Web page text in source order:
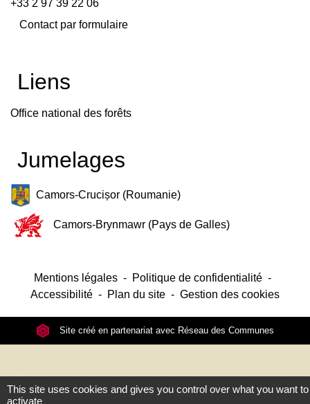
+33 2 97 39 22 06
Contact par formulaire
Liens
Office national des forêts
Jumelages
Camors-Crucișor (Roumanie)
Camors-Brynmawr (Pays de Galles)
Mentions légales - Politique de confidentialité -
Accessibilité - Plan du site - Gestion des cookies
Site créé en partenariat avec Réseau des Communes
This site uses cookies and gives you control over what you want to
activate